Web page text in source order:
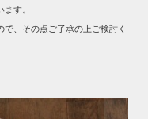
す。
、その点ご了承の上ご検討く